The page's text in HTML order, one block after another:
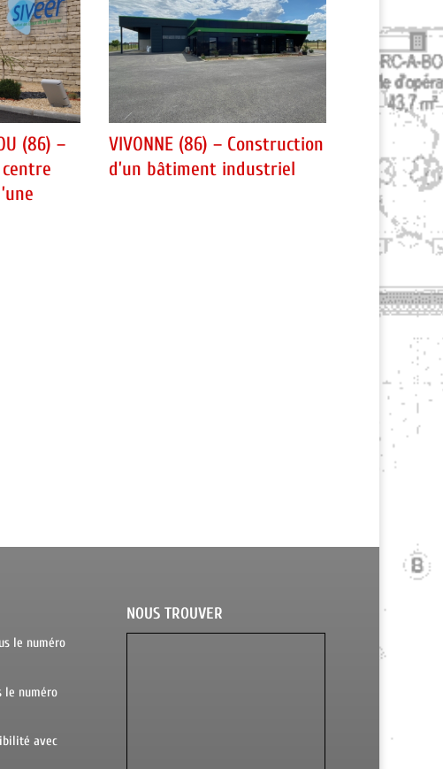
(86) –
VIVONNE (86) – Construction
d’un bâtiment industriel
le numéro
le numéro
avec
NOUS TROUVER